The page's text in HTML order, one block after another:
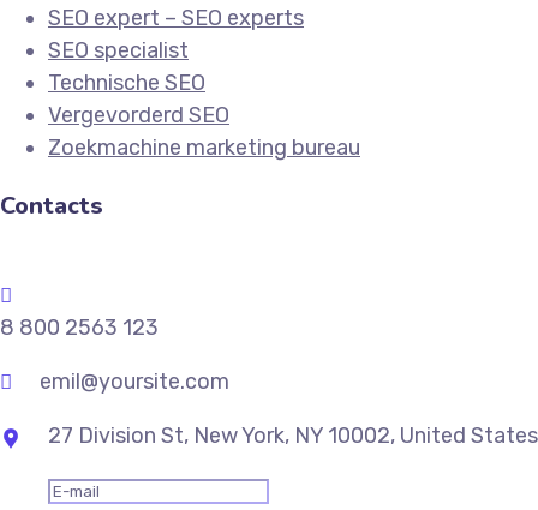
SEO expert – SEO experts
SEO specialist
Technische SEO
Vergevorderd SEO
Zoekmachine marketing bureau
Contacts
8 800 2563 123
emil@yoursite.com
27 Division St, New York, NY 10002, United States